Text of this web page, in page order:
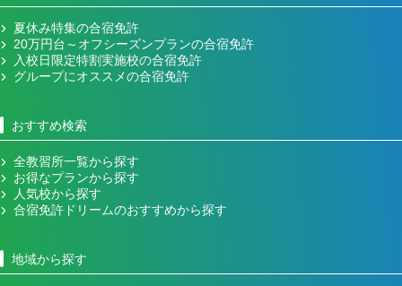
夏休み特集の合宿免許
20万円台～オフシーズンプランの合宿免許
入校日限定特割実施校の合宿免許
グループにオススメの合宿免許
おすすめ検索
全教習所一覧から探す
お得なプランから探す
人気校から探す
合宿免許ドリームのおすすめから探す
地域から探す